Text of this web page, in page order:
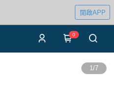
開啟APP
0
1/7